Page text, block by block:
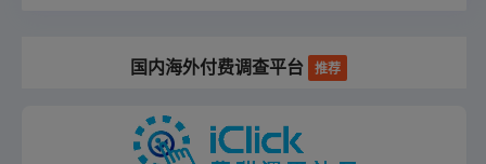
国内海外付费调查平台 推荐